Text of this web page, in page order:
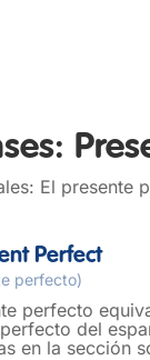
El presente
Perfect
perfecto)
perfecto
del
en la sección